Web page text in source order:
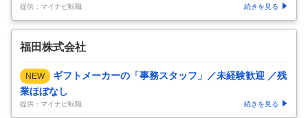
提供：マイナビ転職 続きを見る
福田株式会社
NEW
ギフトメーカーの「事務スタッフ」／未経験歓迎 ／残
業ほぼなし
提供：マイナビ転職 続きを見る